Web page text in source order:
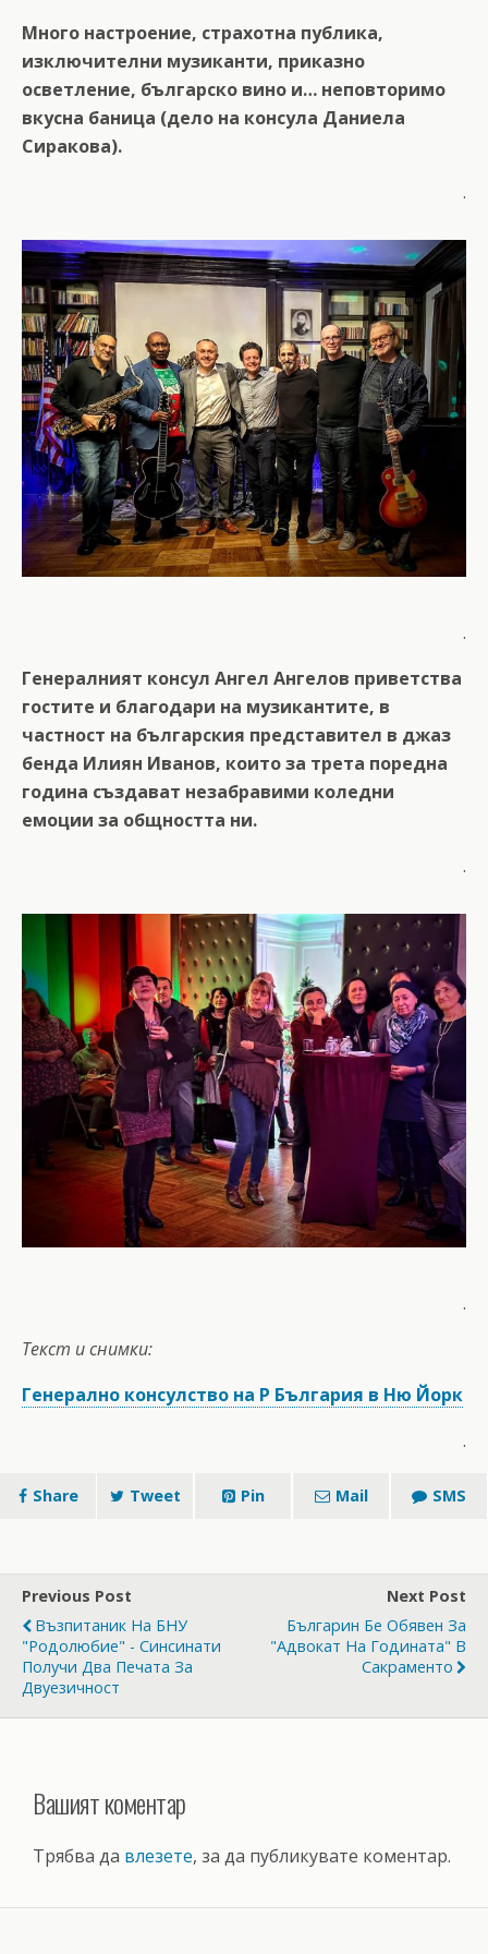
Много настроение, страхотна публика,
изключителни музиканти, приказно
осветление, българско вино и… неповторимо
вкусна баница (дело на консула Даниела
Сиракова).
.
.
Генералният консул Ангел Ангелов приветства
гостите и благодари на музикантите, в
частност на българския представител в джаз
бенда Илиян Иванов, които за трета поредна
година създават незабравими коледни
емоции за общността ни.
.
.
Текст и снимки:
Генерално консулство на Р България в Ню Йорк
.
Share Tweet Pin Mail SMS
Previous Post
Възпитаник На БНУ
"Родолюбие" - Синсинати
Получи Два Печата За
Двуезичност
Next Post
Българин Бе Обявен За
"Адвокат На Годината" В
Сакраменто
Вашият коментар
Трябва да влезете, за да публикувате коментар.